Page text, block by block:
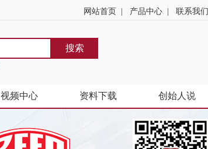
网站首页 产品中心 联系我们
搜索
视频中心 资料下载 创始人说